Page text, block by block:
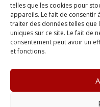
telles que les cookies pour
appareils. Le fait de consentir
traiter des données telles que
uniques sur ce site. Le fait de
consentement peut avoir un
et fonctions.